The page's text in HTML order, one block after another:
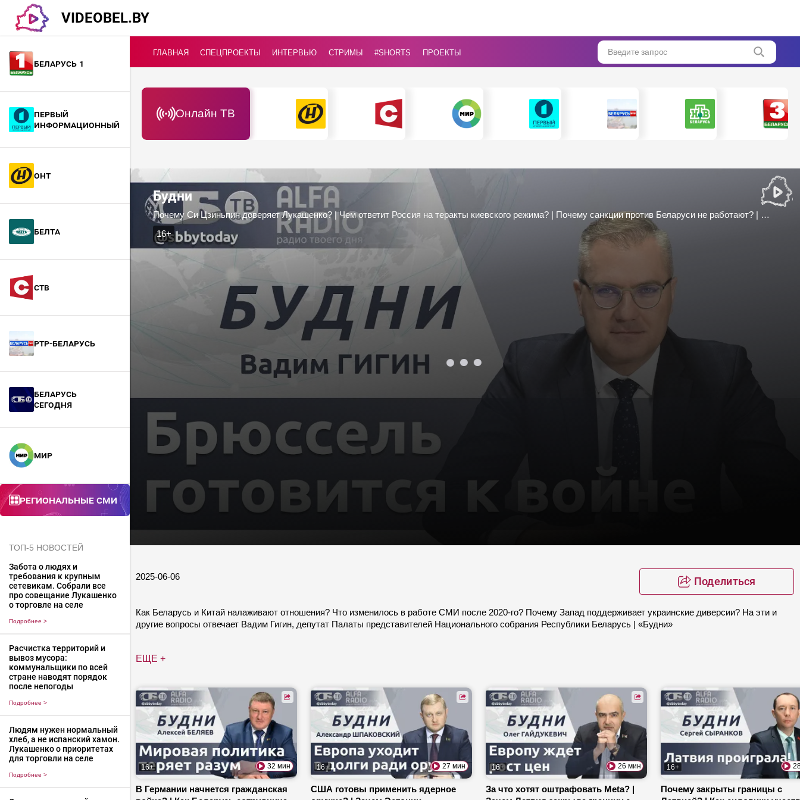
VIDEOBEL.BY
Беларусь 1
Первый
информационный
ОНТ
БелТА
СТВ
РТР-Беларусь
БЕЛАРУСЬ
СЕГОДНЯ
МИР
Региональные СМИ
ТОП-5 НОВОСТЕЙ
Забота о людях и
требования к крупным
сетевикам. Собрали все
про совещание Лукашенко
о торговле на селе
Подробнее >
Расчистка территорий и
вывоз мусора:
коммунальщики по всей
стране наводят порядок
после непогоды
Подробнее >
Людям нужен нормальный
хлеб, а не испанский хамон.
Лукашенко о приоритетах
для торговли на селе
Подробнее >
ГЛАВНАЯ СПЕЦПРОЕКТЫ ИНТЕРВЬЮ СТРИМЫ #Shorts ПРОЕКТЫ Введите запрос
Онлайн ТВ
Будни
Почему Си Цзиньпин доверяет Лукашенко? | Чем ответит Россия на теракты киевского режима? | Почему санкции против Беларуси не работают? | Гигин
16+
2025-06-06 Поделиться
Как Беларусь и Китай налаживают отношения? Что изменилось в работе СМИ после 2020-го? Почему Запад поддерживает украинские диверсии? На эти и
другие вопросы отвечает Вадим Гигин, депутат Палаты представителей Национального собрания Республики Беларусь | «Будни»
ЕЩЕ +
16+ 32 мин
В Германии начнется гражданская
16+ 27 мин
США готовы применить ядерное
16+ 26 мин
За что хотят оштрафовать Meta? |
16+
Почему закрыты границы с